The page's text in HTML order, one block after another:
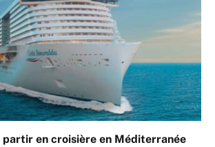
partir en croisière en Méditerranée